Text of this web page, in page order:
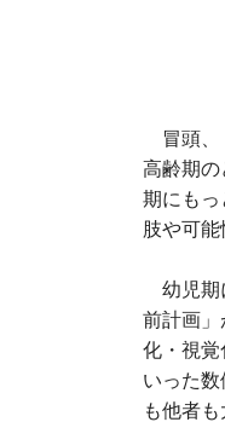
冒頭、
高齢期の
期にもっ
肢や可
幼児期
前計画」
化・視覚
いった
も他者